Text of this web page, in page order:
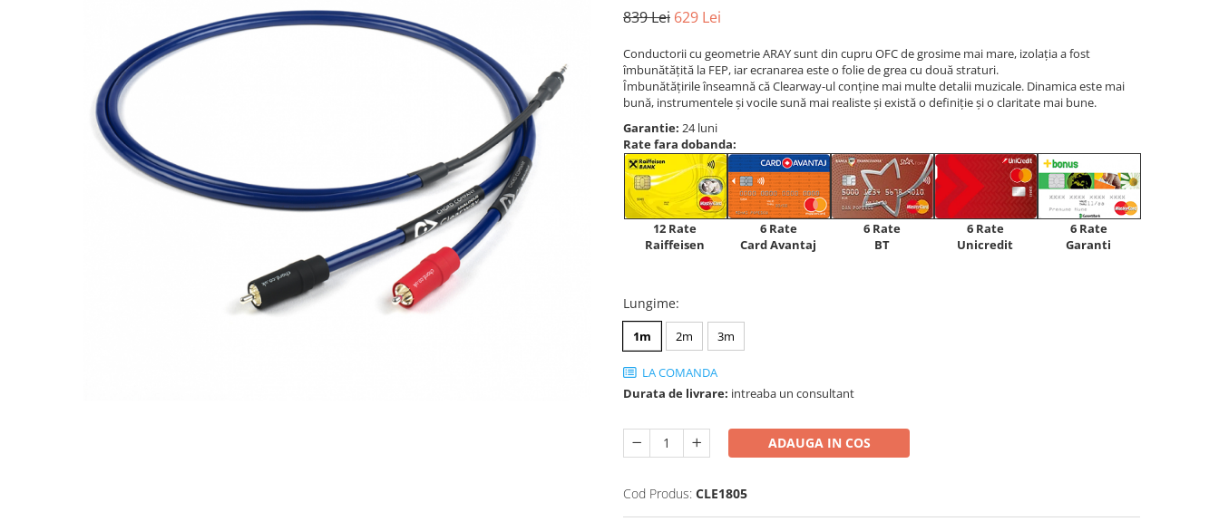
839 Lei 629 Lei
Conductorii cu geometrie ARAY sunt din cupru OFC de grosime mai mare, izolația a fost
îmbunătățită la FEP, iar ecranarea este o folie de grea cu două straturi.
Îmbunătățirile înseamnă că Clearway-ul conține mai multe detalii muzicale. Dinamica este mai
bună, instrumentele și vocile sună mai realiste și există o definiție și o claritate mai bune.
Garantie: 24 luni
Rate fara dobanda:
12 Rate
Raiffeisen
6 Rate
Card Avantaj
6 Rate
BT
6 Rate
Unicredit
6 Rate
Garanti
Lungime:
1m 2m 3m
LA COMANDA
Durata de livrare: intreaba un consultant
ADAUGA IN COS
Cod Produs: CLE1805